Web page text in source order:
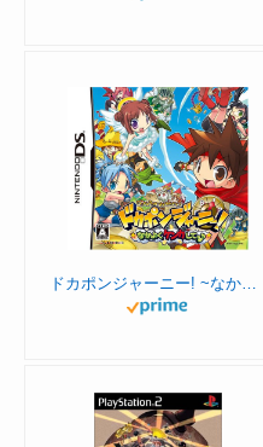
ドカポンジャーニー! ~なかよくケンカしてっ♪~